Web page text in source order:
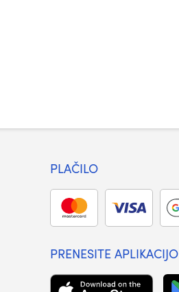
PLAČILO
PRENESITE APLIKACIJO